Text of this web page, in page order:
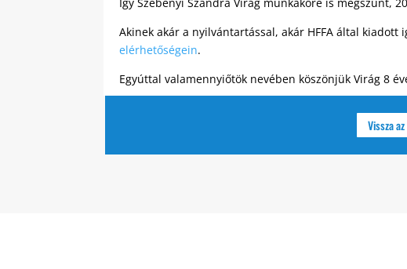
Akinek akár a nyilvántartással, akár HFFA által kiadott
elérhetőségein.
Egyúttal valamennyiőtök nevében köszönjük Virág 8
Vissza